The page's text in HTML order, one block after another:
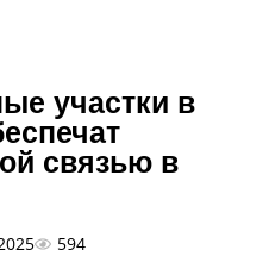
участки в
связью в
594